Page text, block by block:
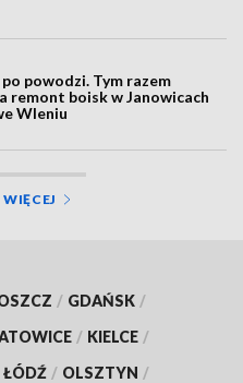
powodzi. Tym razem
remont boisk w Janowicach
Wleniu
/ GDAŃSK /
/ KIELCE /
ŁÓDŹ / OLSZTYN /